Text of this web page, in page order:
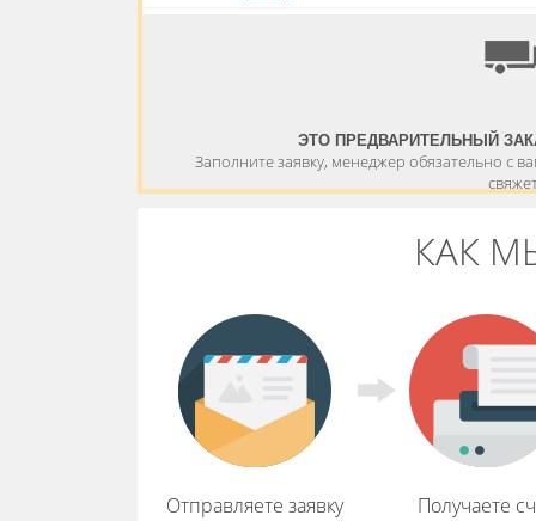
ЭТО ПРЕДВАРИТЕЛЬНЫЙ
Заполните заявку, менеджер обязательно с
КАК
Отправляете заявку Получаете